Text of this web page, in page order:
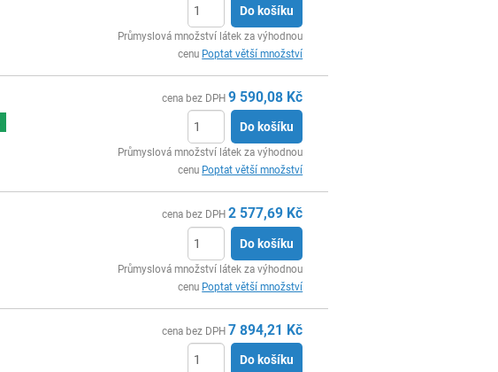
Do košíku
Průmyslová množství látek za výhodnou
cenu Poptat větší množství
cena bez DPH 9 590,08 Kč
Do košíku
Průmyslová množství látek za výhodnou
cenu Poptat větší množství
cena bez DPH 2 577,69 Kč
Do košíku
Průmyslová množství látek za výhodnou
cenu Poptat větší množství
cena bez DPH 7 894,21 Kč
Do košíku